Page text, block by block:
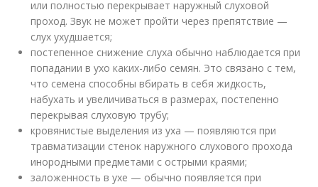
или полностью перекрывает наружный слуховой
проход. Звук не может пройти через препятствие —
слух ухудшается;
постепенное снижение слуха обычно наблюдается при
попадании в ухо каких-либо семян. Это связано с тем,
что семена способны вбирать в себя жидкость,
набухать и увеличиваться в размерах, постепенно
перекрывая слуховую трубу;
кровянистые выделения из уха — появляются при
травматизации стенок наружного слухового прохода
инородными предметами с острыми краями;
заложенность в ухе — обычно появляется при